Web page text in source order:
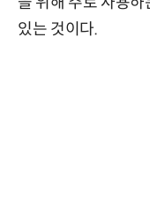
있는 것이다.